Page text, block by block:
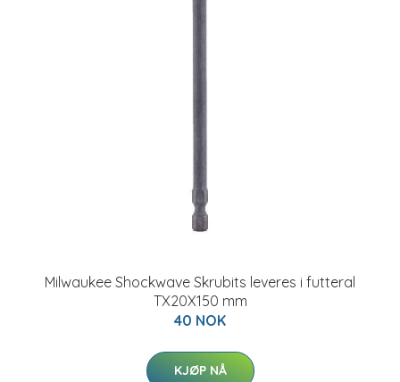
Milwaukee Shockwave Skrubits leveres i futteral
TX20X150 mm
40 NOK
KJØP NÅ